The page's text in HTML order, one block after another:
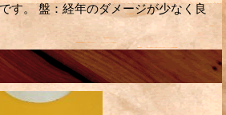
す。 盤：経年のダメージが少なく良